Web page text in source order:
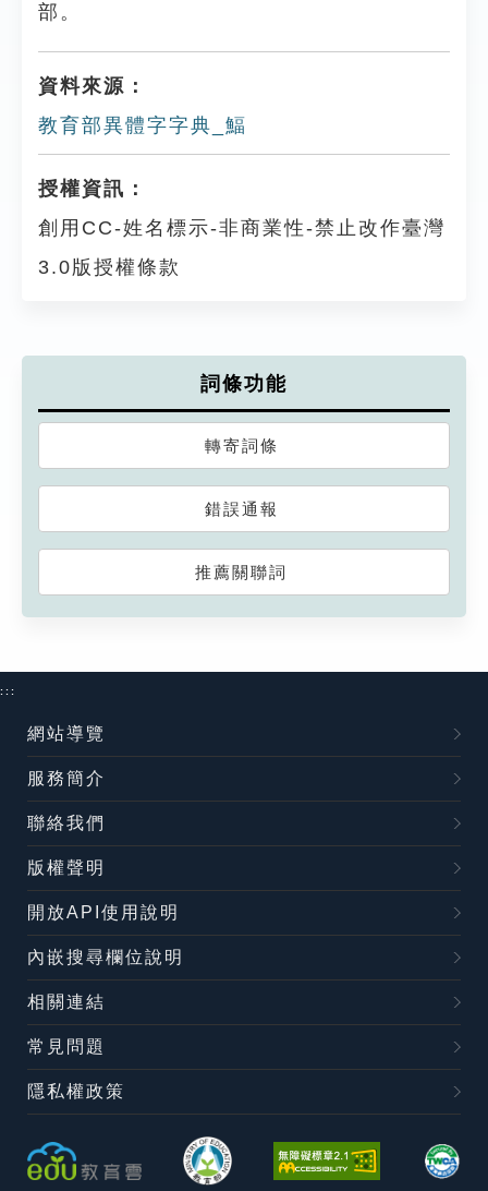
部。
資料來源：
教育部異體字字典_鰏
授權資訊：
創用CC-姓名標示-非商業性-禁止改作臺灣
3.0版授權條款
詞條功能
轉寄詞條
錯誤通報
推薦關聯詞
:::
網站導覽
服務簡介
聯絡我們
版權聲明
開放API使用說明
內嵌搜尋欄位說明
相關連結
常見問題
隱私權政策